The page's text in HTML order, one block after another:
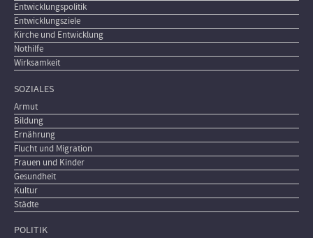
Entwicklungspolitik
Entwicklungsziele
Kirche und Entwicklung
Nothilfe
Wirksamkeit
SOZIALES
Armut
Bildung
Ernährung
Flucht und Migration
Frauen und Kinder
Gesundheit
Kultur
Städte
POLITIK